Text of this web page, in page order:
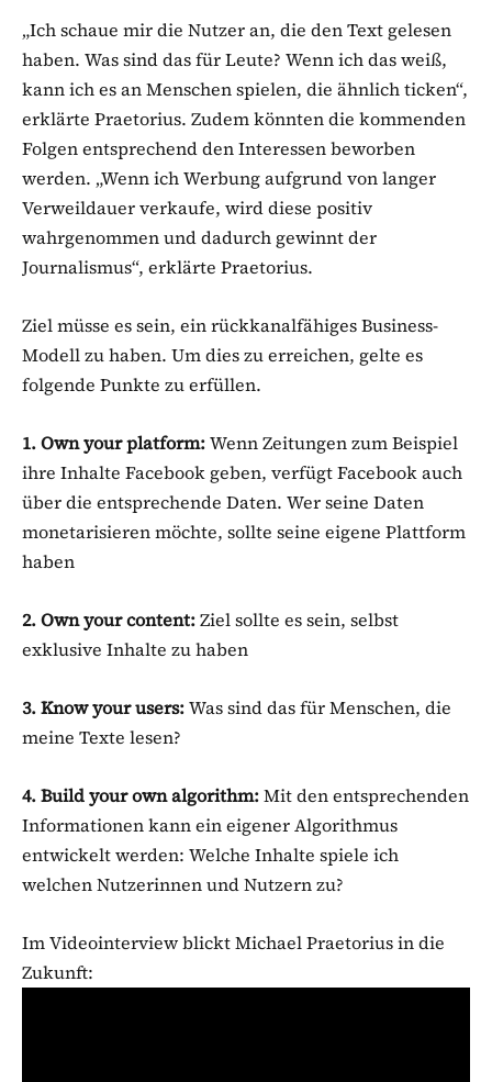
„Ich schaue mir die Nutzer an, die den Text gelesen
haben. Was sind das für Leute? Wenn ich das weiß,
kann ich es an Menschen spielen, die ähnlich ticken“,
erklärte Praetorius. Zudem könnten die kommenden
Folgen entsprechend den Interessen beworben
werden. „Wenn ich Werbung aufgrund von langer
Verweildauer verkaufe, wird diese positiv
wahrgenommen und dadurch gewinnt der
Journalismus“, erklärte Praetorius.
Ziel müsse es sein, ein rückkanalfähiges Business-
Modell zu haben. Um dies zu erreichen, gelte es
folgende Punkte zu erfüllen.
1. Own your platform:Wenn Zeitungen zum Beispiel
ihre Inhalte Facebook geben, verfügt Facebook auch
über die entsprechende Daten. Wer seine Daten
monetarisieren möchte, sollte seine eigene Plattform
haben
2. Own your content:Ziel sollte es sein, selbst
exklusive Inhalte zu haben
3. Know your users:Was sind das für Menschen, die
meine Texte lesen?
4. Build your own algorithm:Mit den entsprechenden
Informationen kann ein eigener Algorithmus
entwickelt werden: Welche Inhalte spiele ich
welchen Nutzerinnen und Nutzern zu?
Im Videointerview blickt Michael Praetorius in die
Zukunft: